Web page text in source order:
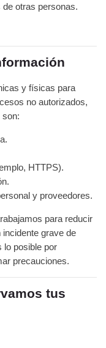
otras personas.
y físicas para
no autorizados,
son:
HTTPS).
y proveedores.
para reducir
grave de
lo posible por
precauciones.
tus